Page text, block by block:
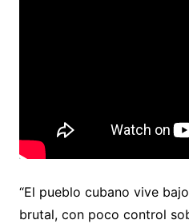
“El pueblo cubano vive
brutal, con poco control